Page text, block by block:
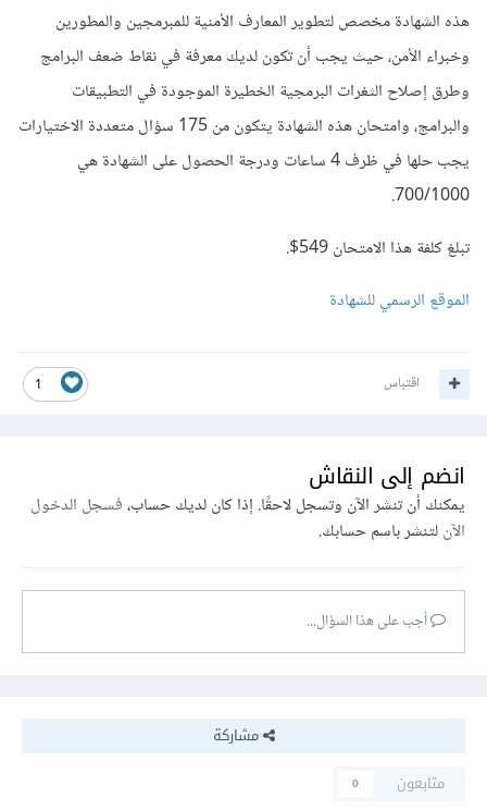
هذه الشهادة مخصص لتطوير المعارف الأمنية للمبرمجين والمطورين
وخبراء الأمن، حيث يجب أن تكون لديك معرفة في نقاط ضعف البرامج
وطرق إصلاح الثغرات البرمجية الخطيرة الموجودة في التطبيقات
والبرامج، وامتحان هذه الشهادة يتكون من 175 سؤال متعددة الاختيارات
يجب حلها في ظرف 4 ساعات ودرجة الحصول على الشهادة هي
700/1000.
تبلغ كلفة هذا الامتحان 549$.
الموقع الرسمي للشهادة
1 اقتباس
انضم إلى النقاش
يمكنك أن تنشر الآن وتسجل لاحقًا. إذا كان لديك حساب،فسجل الدخول
الآنلتنشر باسم حسابك.
أجب على هذا السؤال...
مشاركة
متابعون
0